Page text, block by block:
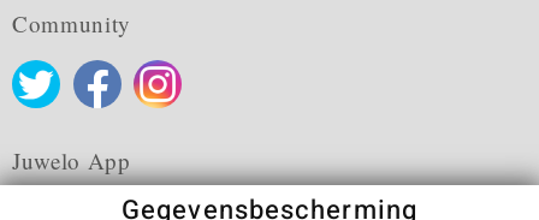
Community
Juwelo App
Gegevensbescherming